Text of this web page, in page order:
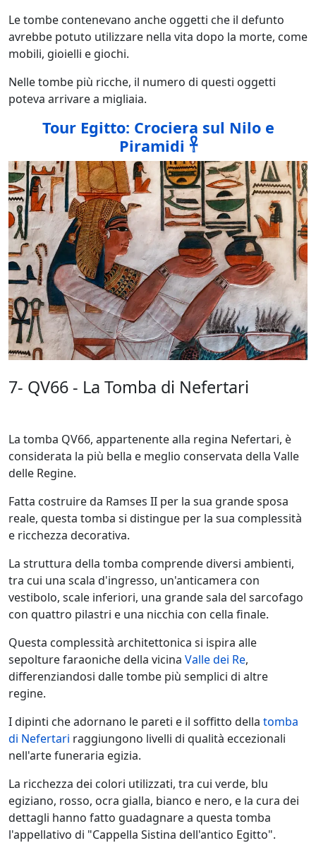
Le tombe contenevano anche oggetti che il defunto
avrebbe potuto utilizzare nella vita dopo la morte, come
mobili, gioielli e giochi.
Nelle tombe più ricche, il numero di questi oggetti
poteva arrivare a migliaia.
Tour Egitto: Crociera sul Nilo e
Piramidi 𓋹
7- QV66 - La Tomba di Nefertari
La tomba QV66, appartenente alla regina Nefertari, è
considerata la più bella e meglio conservata della Valle
delle Regine.
Fatta costruire da Ramses II per la sua grande sposa
reale, questa tomba si distingue per la sua complessità
e ricchezza decorativa.
La struttura della tomba comprende diversi ambienti,
tra cui una scala d'ingresso, un'anticamera con
vestibolo, scale inferiori, una grande sala del sarcofago
con quattro pilastri e una nicchia con cella finale.
Questa complessità architettonica si ispira alle
sepolture faraoniche della vicina Valle dei Re,
differenziandosi dalle tombe più semplici di altre
regine.
I dipinti che adornano le pareti e il soffitto della tomba
di Nefertari raggiungono livelli di qualità eccezionali
nell'arte funeraria egizia.
La ricchezza dei colori utilizzati, tra cui verde, blu
egiziano, rosso, ocra gialla, bianco e nero, e la cura dei
dettagli hanno fatto guadagnare a questa tomba
l'appellativo di "Cappella Sistina dell'antico Egitto".